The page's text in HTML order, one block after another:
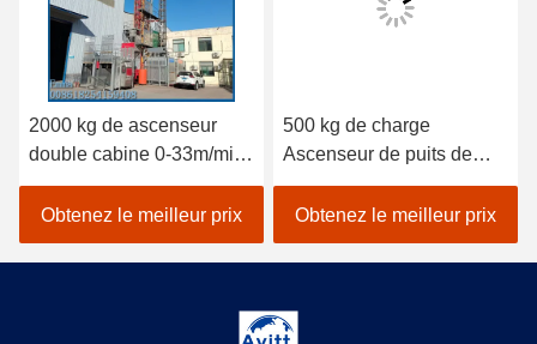
2000 kg de ascenseur
double cabine 0-33m/min
contrôle de vitesse en
invertisseur de bâtiment
ascenseurs
Obtenez le meilleur prix
500 kg de charge
Ascenseur de puits de
cage de petite taille
installé à l'intérieur du
puits
Obtenez le meilleur prix